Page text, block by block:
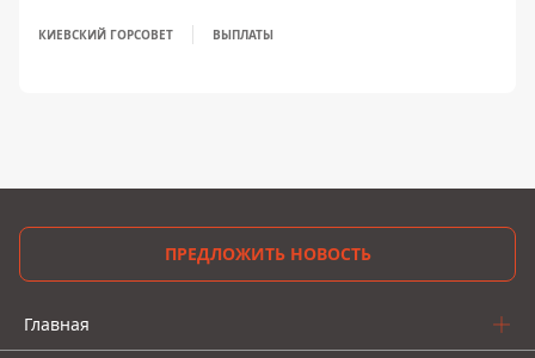
КИЕВСКИЙ ГОРСОВЕТ ВЫПЛАТЫ
ПРЕДЛОЖИТЬ НОВОСТЬ
Главная